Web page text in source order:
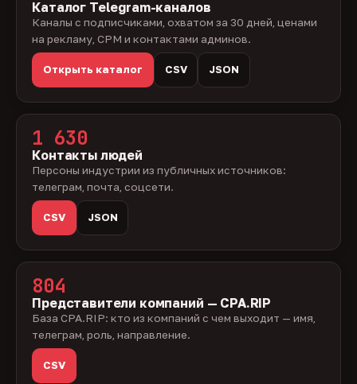
Каталог Telegram-каналов
Каналы с подписчиками, охватом за 30 дней, ценами
на рекламу, CPM и контактами админов.
Открыть каталог CSV JSON
1 630
Контакты людей
Персоны индустрии из публичных источников:
телеграм, почта, соцсети.
CSV JSON
804
Представители компаний — CPA.RIP
База CPA.RIP: кто из компаний с чем выходит — имя,
телеграм, роль, направление.
CSV